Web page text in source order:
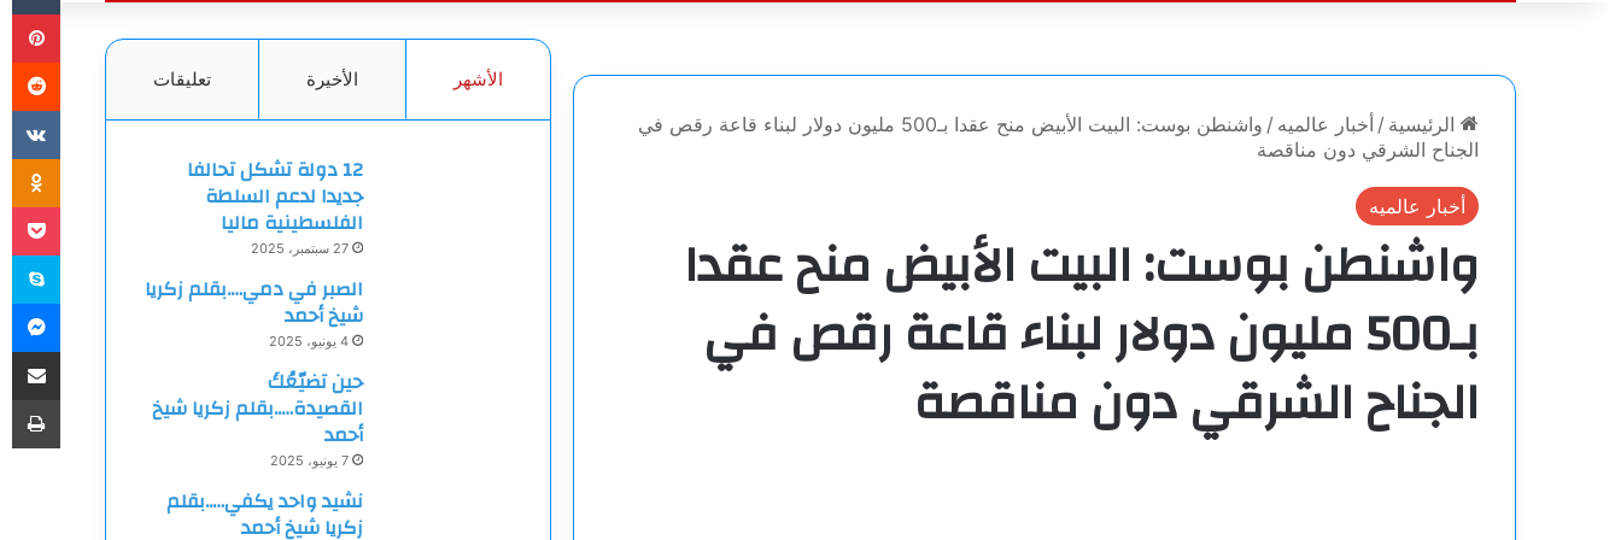
عن
الرئيسية / أخبار عالميه /
واشنطن بوست: البيت الأبيض منح عقدا بـ500 مليون دولار لبناء قاعة رقص في
الجناح الشرقي دون مناقصة
أخبار عالميه
واشنطن بوست: البيت الأبيض منح عقدا
بـ500 مليون دولار لبناء قاعة رقص في
الجناح الشرقي دون مناقصة
الأشهر الأخيرة تعليقات
12 دولة تشكل تحالفا
جديدا لدعم السلطة
الفلسطينية ماليا
27 سبتمبر، 2025
الصبر في دمي….بقلم زكريا
شيخ أحمد
4 يونيو، 2025
حين تضيّعُكَ
القصيدة…..بقلم زكريا شيخ
أحمد
7 يونيو، 2025
نشيد واحد يكفي…..بقلم
زكريا شيخ أحمد